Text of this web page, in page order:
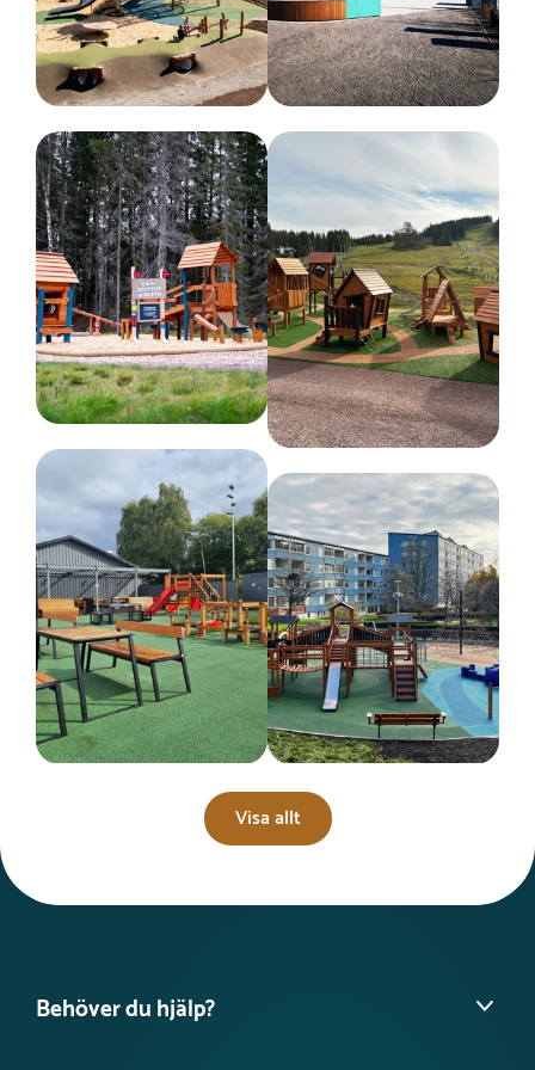
Bredd :38 cm
Höjd :73 cm
Längd :97 cm
Rekommenderad ålder
3-9 år
Färg
Olika färger
Nettovikt
56 kg
Visa allt
Behöver du hjälp?